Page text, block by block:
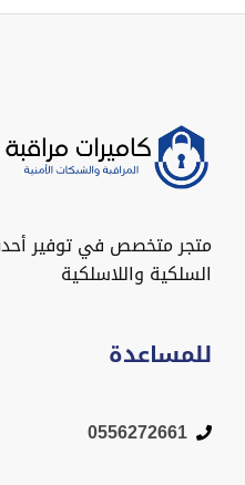
متجر متخصص في توفير
السلكية واللاسلكية
للمساعدة
0556272661